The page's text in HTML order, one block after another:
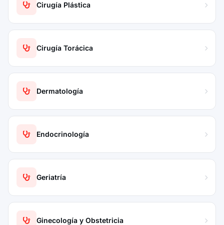
Cirugía Plástica
Cirugía Torácica
Dermatología
Endocrinología
Geriatría
Ginecología y Obstetricia